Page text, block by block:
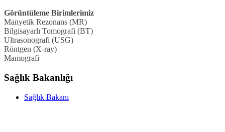
Görüntüleme Birimlerimiz
Manyetik Rezonans (MR)
Bilgisayarlı Tomografi (BT)
Ultrasonografi (USG)
Röntgen (X-ray)
Mamografi
Sağlık Bakanlığı
Sağlık Bakanı